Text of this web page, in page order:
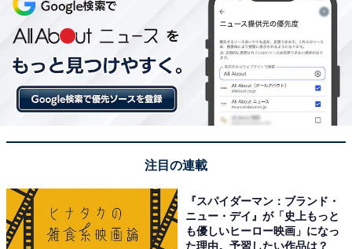
注目の連載
『スパイダーマン：ブランド・
ニュー・デイ』が「史上もっと
も優しいヒーロー映画」になっ
た理由。予習したい作品は？